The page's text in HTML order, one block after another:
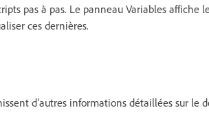
pas à pas. Le panneau Variables affiche
ces dernières.
d’autres informations détaillées sur le